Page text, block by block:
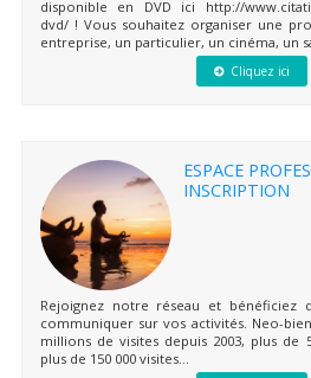
disponible en DVD ici http://
dvd/ ! Vous souhaitez organiser une
entreprise, un particulier, un cinéma, un
Cliquez ici
ESPACE
INSCRIPTION
Rejoignez notre réseau et
communiquer sur vos activités. Neo-
millions de visites depuis 2003, plus de
plus de 150 000 visites...